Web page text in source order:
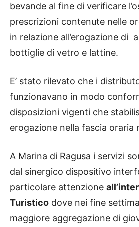
bevande al fine di verificare
prescrizioni contenute nelle
in relazione all’erogazione di
bottiglie di vetro e lattine.
E’ stato rilevato che i
funzionavano in modo
disposizioni vigenti che
erogazione nella fascia oraria
A Marina di Ragusa i servizi
dal sinergico dispositivo
particolare attenzione
Turistico dove nei fine
maggiore aggregazione di